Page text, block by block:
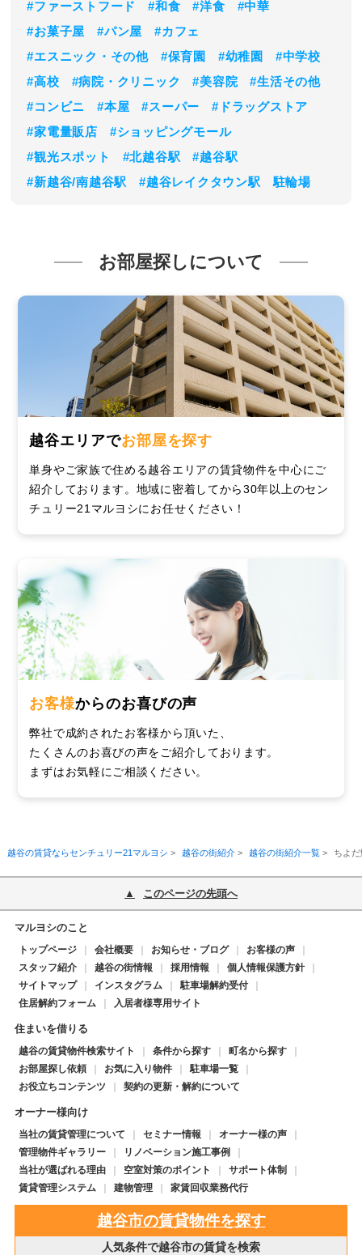
#ファーストフード #和食 #洋食
#中華
#お菓子屋
#パン屋
#カフェ
#エスニック・その他
#保育園 #幼稚園
#中学校
#高校
#病院・クリニック #美容院
#生活その他
#コンビニ
#本屋 #スーパー
#ドラッグストア
#家電量販店
#ショッピングモール
#観光スポット
#北越谷駅
#越谷駅
#新越谷/南越谷駅
#越谷レイクタウン駅 駐輪場
お部屋探しについて
越谷エリアでお部屋を探す
単身やご家族で住める越谷エリアの賃貸物件を中心にご
紹介しております。地域に密着してから30年以上のセン
チュリー21マルヨシにお任せください！
お客様からのお喜びの声
弊社で成約されたお客様から頂いた、
たくさんのお喜びの声をご紹介しております。
まずはお気軽にご相談ください。
越谷の賃貸ならセンチュリー21マルヨシ > 越谷の街紹介> 越谷の街紹介一覧> ちよ
このページの先頭へ
マルヨシのこと
トップページ 会社概要 お知らせ・ブログ
お客様の声
スタッフ紹介
越谷の街情報 採用情報
個人情報保護方針
サイトマップ
インスタグラム
駐車場解約受付
住居解約フォーム
入居者様専用サイト
住まいを借りる
越谷の賃貸物件検索サイト 条件から探す
町名から探す
お部屋探し依頼
お気に入り物件
駐車場一覧
お役立ちコンテンツ
契約の更新・解約について
オーナー様向け
当社の賃貸管理について セミナー情報
オーナー様の声
管理物件ギャラリー
リノベーション施工事例
当社が選ばれる理由
空室対策のポイント
サポート体制
賃貸管理システム
建物管理 家賃回収業務代行
越谷市の賃貸物件を探す
人気条件で越谷市の賃貸を検索